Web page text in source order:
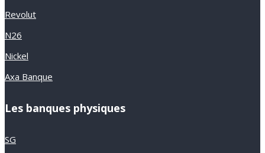
Revolut
N26
Nickel
Axa Banque
Les banques physiques
SG